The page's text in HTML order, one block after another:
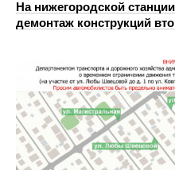
На нижегородской
демонтаж конструкций